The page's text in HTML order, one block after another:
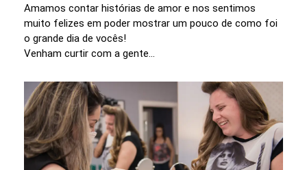
Amamos contar histórias de amor e nos sentimos
muito felizes em poder mostrar um pouco de como foi
o grande dia de vocês!
Venham curtir com a gente...